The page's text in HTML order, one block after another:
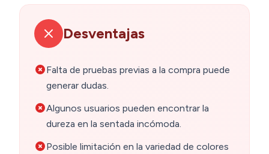
Desventajas
Falta de pruebas previas a la compra puede
generar dudas.
Algunos usuarios pueden encontrar la
dureza en la sentada incómoda.
Posible limitación en la variedad de colores